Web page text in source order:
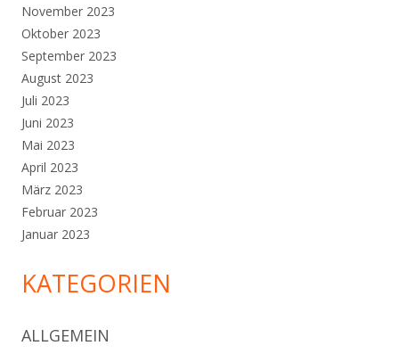
November 2023
Oktober 2023
September 2023
August 2023
Juli 2023
Juni 2023
Mai 2023
April 2023
März 2023
Februar 2023
Januar 2023
KATEGORIEN
ALLGEMEIN